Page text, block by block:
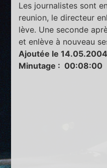
Les journalistes sont
reunion, le directeur
lève. Une seconde
et enlève à nouveau
Ajoutée le 14.05.2004
Minutage : 00:08:00